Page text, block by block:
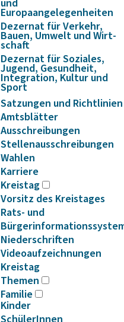
und
Europaangelegenheiten
Dezernat für Verkehr,
Bauen, Umwelt und Wirt­
schaft
Dezernat für Soziales,
Jugend, Gesundheit,
Integration, Kultur und
Sport
Satzungen und Richtlinien
Amtsblätter
Ausschreibungen
Stellenausschreibungen
Wahlen
Karriere
Kreistag
Vorsitz des Kreistages
Rats- und
Niederschriften
Videoaufzeichnungen
Kreistag
Themen
Familie
Kinder